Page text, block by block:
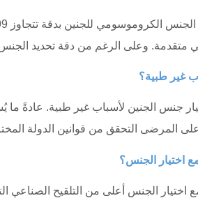
غير طبية؟
جنس الجنين لأسباب غير طبية. عادةً ما
اختيار الجنس؟
اختيار الجنس أعلى من التلقيح الصناعي